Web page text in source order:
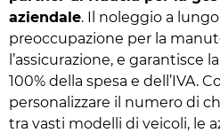
aziendale. Il noleggio a
preoccupazione per la
l’assicurazione, e garantisce
100% della spesa e dell’IVA.
personalizzare il numero di
tra vasti modelli di veicoli, le